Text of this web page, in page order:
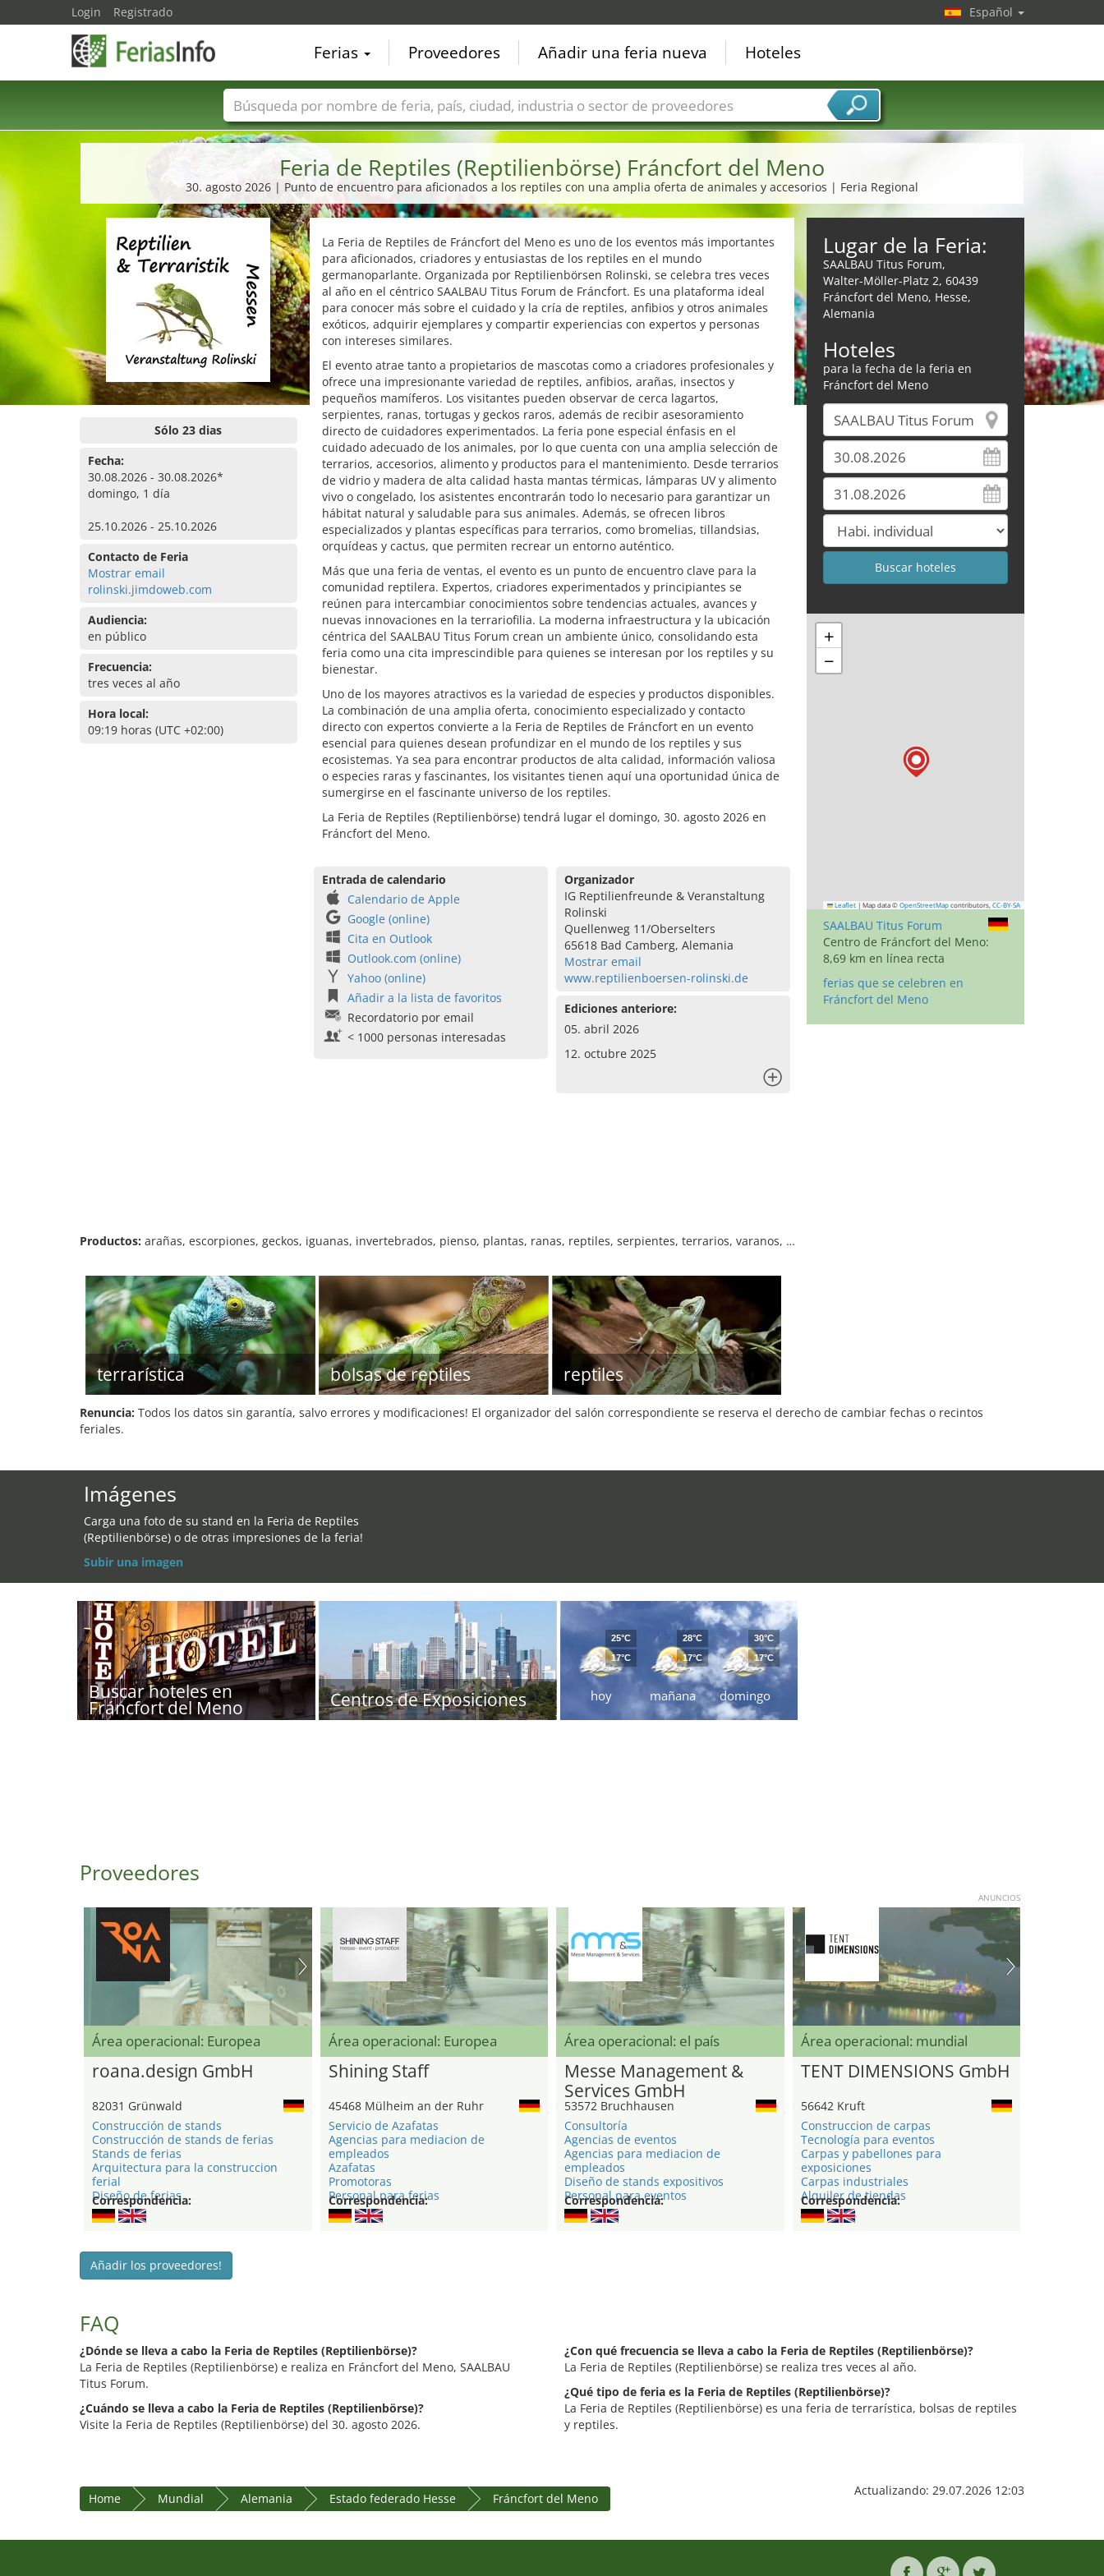
Feria de Reptiles (Reptilienbörse) Fráncfort del Meno
30. agosto 2026 | Punto de encuentro para aficionados a los reptiles con una amplia oferta de animales y accesorios | Feria Regional
Sólo 23 dias
Fecha:
30.08.2026 - 30.08.2026*
domingo, 1 día
25.10.2026 - 25.10.2026
Contacto de Feria
Mostrar email
rolinski.jimdoweb.com
Audiencia:
en público
Frecuencia:
tres veces al año
Hora local:
09:19 horas (UTC +02:00)
La Feria de Reptiles de Fráncfort del Meno es uno de los eventos más importantes
para aficionados, criadores y entusiastas de los reptiles en el mundo
germanoparlante. Organizada por Reptilienbörsen Rolinski, se celebra tres veces
al año en el céntrico SAALBAU Titus Forum de Fráncfort. Es una plataforma ideal
para conocer más sobre el cuidado y la cría de reptiles, anfibios y otros animales
exóticos, adquirir ejemplares y compartir experiencias con expertos y personas
con intereses similares.
El evento atrae tanto a propietarios de mascotas como a criadores profesionales y
ofrece una impresionante variedad de reptiles, anfibios, arañas, insectos y
pequeños mamíferos. Los visitantes pueden observar de cerca lagartos,
serpientes, ranas, tortugas y geckos raros, además de recibir asesoramiento
directo de cuidadores experimentados. La feria pone especial énfasis en el
cuidado adecuado de los animales, por lo que cuenta con una amplia selección de
terrarios, accesorios, alimento y productos para el mantenimiento. Desde terrarios
de vidrio y madera de alta calidad hasta mantas térmicas, lámparas UV y alimento
vivo o congelado, los asistentes encontrarán todo lo necesario para garantizar un
hábitat natural y saludable para sus animales. Además, se ofrecen libros
especializados y plantas específicas para terrarios, como bromelias, tillandsias,
orquídeas y cactus, que permiten recrear un entorno auténtico.
Más que una feria de ventas, el evento es un punto de encuentro clave para la
comunidad reptilera. Expertos, criadores experimentados y principiantes se
reúnen para intercambiar conocimientos sobre tendencias actuales, avances y
nuevas innovaciones en la terrariofilia. La moderna infraestructura y la ubicación
céntrica del SAALBAU Titus Forum crean un ambiente único, consolidando esta
feria como una cita imprescindible para quienes se interesan por los reptiles y su
bienestar.
Uno de los mayores atractivos es la variedad de especies y productos disponibles.
La combinación de una amplia oferta, conocimiento especializado y contacto
directo con expertos convierte a la Feria de Reptiles de Fráncfort en un evento
esencial para quienes desean profundizar en el mundo de los reptiles y sus
ecosistemas. Ya sea para encontrar productos de alta calidad, información valiosa
o especies raras y fascinantes, los visitantes tienen aquí una oportunidad única de
sumergirse en el fascinante universo de los reptiles.
La Feria de Reptiles (Reptilienbörse) tendrá lugar el domingo, 30. agosto 2026 en
Fráncfort del Meno.
Entrada de calendario
Calendario de Apple
Google (online)
Cita en Outlook
Outlook.com (online)
Yahoo (online)
Añadir a la lista de favoritos
Recordatorio por email
< 1000 personas interesadas
Organizador
IG Reptilienfreunde & Veranstaltung
Rolinski
Quellenweg 11/Oberselters
65618 Bad Camberg, Alemania
Mostrar email
www.reptilienboersen-rolinski.de
Ediciones anteriore:
05. abril 2026
12. octubre 2025
Lugar de la Feria:
SAALBAU Titus Forum,
Walter-Möller-Platz 2, 60439
Fráncfort del Meno, Hesse,
Alemania
Hoteles
para la fecha de la feria en
Fráncfort del Meno
+
−
Leaflet | Map data © OpenStreetMap contributors, CC-BY-SA
SAALBAU Titus Forum
Centro de Fráncfort del Meno:
8,69 km en línea recta
ferias que se celebren en
Fráncfort del Meno
Productos: arañas, escorpiones, geckos, iguanas, invertebrados, pienso, plantas, ranas, reptiles, serpientes, terrarios, varanos, …
terrarística bolsas de reptiles reptiles
Renuncia: Todos los datos sin garantía, salvo errores y modificaciones! El organizador del salón correspondiente se reserva el derecho de cambiar fechas o recintos
feriales.
Imágenes
Carga una foto de su stand en la Feria de Reptiles
(Reptilienbörse) o de otras impresiones de la feria!
Subir una imagen
Buscar hoteles en
Fráncfort del Meno Centros de Exposiciones hoy
25°C
17°C
mañana
28°C
17°C
domingo
30°C
17°C
Proveedores
ANUNCIOS
Área operacional: Europea
roana.design GmbH
82031 Grünwald
Construcción de stands
Construcción de stands de ferias
Stands de ferias
Arquitectura para la construccion
ferial
Diseño de ferias
Correspondencia:
Área operacional: Europea
Shining Staff
45468 Mülheim an der Ruhr
Servicio de Azafatas
Agencias para mediacion de
empleados
Azafatas
Promotoras
Personal para ferias
Correspondencia:
Área operacional: el país
Messe Management &
Services GmbH
53572 Bruchhausen
Consultoría
Agencias de eventos
Agencias para mediacion de
empleados
Diseño de stands expositivos
Personal para eventos
Correspondencia:
Área operacional: mundial
TENT DIMENSIONS GmbH
56642 Kruft
Construccion de carpas
Tecnología para eventos
Carpas y pabellones para
exposiciones
Carpas industriales
Alquiler de tiendas
Correspondencia:
Añadir los proveedores!
FAQ
¿Dónde se lleva a cabo la Feria de Reptiles (Reptilienbörse)?
La Feria de Reptiles (Reptilienbörse) e realiza en Fráncfort del Meno, SAALBAU
Titus Forum.
¿Cuándo se lleva a cabo la Feria de Reptiles (Reptilienbörse)?
Visite la Feria de Reptiles (Reptilienbörse) del 30. agosto 2026.
¿Con qué frecuencia se lleva a cabo la Feria de Reptiles (Reptilienbörse)?
La Feria de Reptiles (Reptilienbörse) se realiza tres veces al año.
¿Qué tipo de feria es la Feria de Reptiles (Reptilienbörse)?
La Feria de Reptiles (Reptilienbörse) es una feria de terrarística, bolsas de reptiles
y reptiles.
Home Mundial Alemania Estado federado Hesse Fráncfort del Meno
Actualizando: 29.07.2026 12:03
Login Registrado Español
Ferias Proveedores Añadir una feria nueva Hoteles
Nombres de ferias Países Ciudades Sectores de ferias Sectores de proveedor de servicios